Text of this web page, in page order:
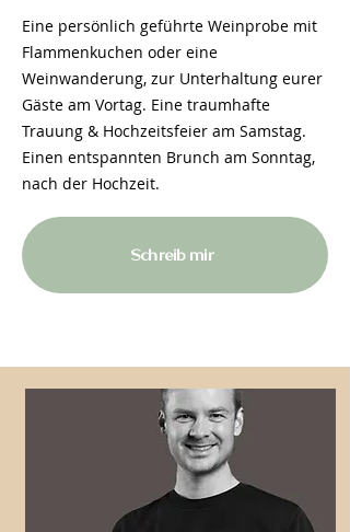
Eine persönlich geführte Weinprobe mit
Flammenkuchen oder eine
Weinwanderung, zur Unterhaltung eurer
Gäste am Vortag. Eine traumhafte
Trauung & Hochzeitsfeier am Samstag.
Einen entspannten Brunch am Sonntag,
nach der Hochzeit.
Schreib mir